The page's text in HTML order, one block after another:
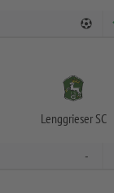
Lenggrieser SC
-